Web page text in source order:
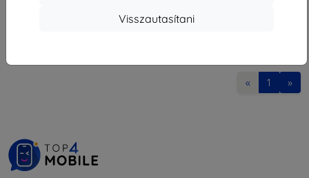
Visszautasítani
« 1 »